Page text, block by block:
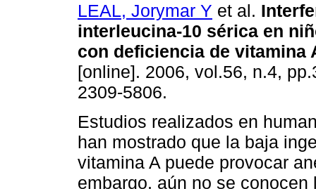
LEAL, Jorymar Y et al.
interleucina-10 sérica en
con deficiencia de vitamina
[online]. 2006, vol.56, n.4,
2309-5806.
Estudios realizados en
han mostrado que la baja
vitamina A puede provocar
embargo, aún no se conocen